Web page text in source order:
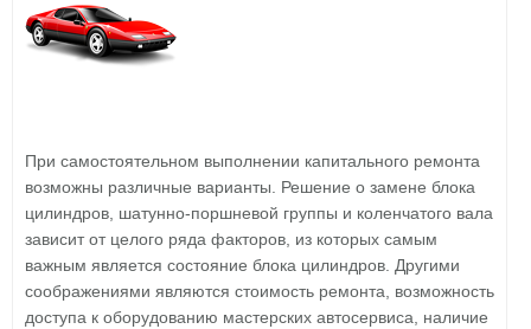
При самостоятельном выполнении капитального ремонта
возможны различные варианты. Решение о замене блока
цилиндров, шатунно-поршневой группы и коленчатого вала
зависит от целого ряда факторов, из которых самым
важным является состояние блока цилиндров. Другими
соображениями являются стоимость ремонта, возможность
доступа к оборудованию мастерских автосервиса, наличие